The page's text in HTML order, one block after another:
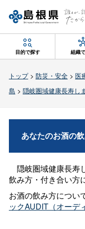
目的で探す 組織
トップ> 防災・安全> 医
島 > 隠岐圏域健康長寿し
あなたのお酒の
隠岐圏域健康長寿
飲み方・付き合い方
お酒の飲み方につ
ックAUDIT（オーデ